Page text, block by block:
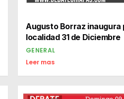
Augusto Borraz inaugura
localidad 31 de Diciembre
GENERAL
Leer mas